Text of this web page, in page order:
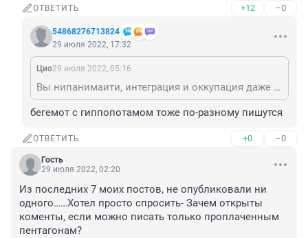
ОТВЕТИТЬ +12 –0
54868276713824
29 июля 2022, 17:32
Цио29 июля 2022, 05:16
Вы нипанимаити, интеграция и оккупация даже пишутся по разному.
бегемот с гиппопотамом тоже по-разному пишутся
ОТВЕТИТЬ +0 –0
Гость
29 июля 2022, 02:20
Из последних 7 моих постов, не опубликовали ни
одного……Хотел просто спросить- Зачем открыты
коменты, если можно писать только проплаченным
пентагонам?